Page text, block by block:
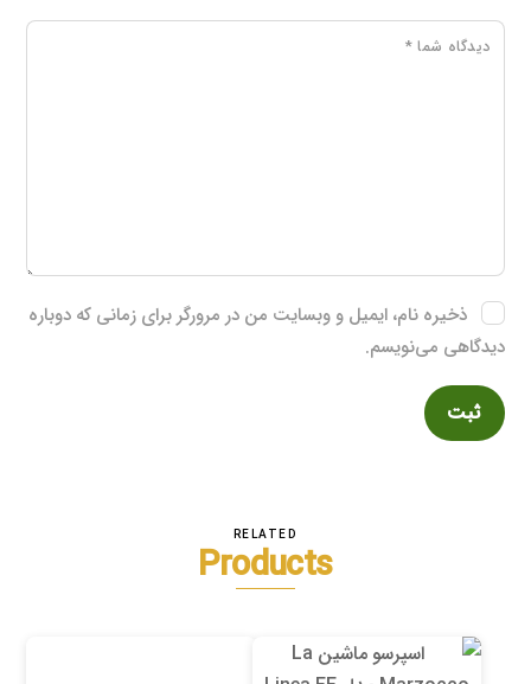
دیدگاه شما *
ذخیره نام، ایمیل و وبسایت من در مرورگر برای زمانی که دوباره
دیدگاهی می‌نویسم.
RELATED
Products